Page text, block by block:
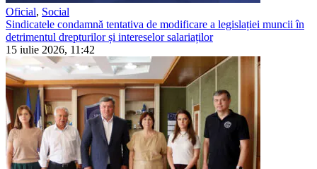
Oficial, Social
Sindicatele condamnă tentativa de modificare a legislației muncii în
detrimentul drepturilor și intereselor salariaților
15 iulie 2026, 11:42